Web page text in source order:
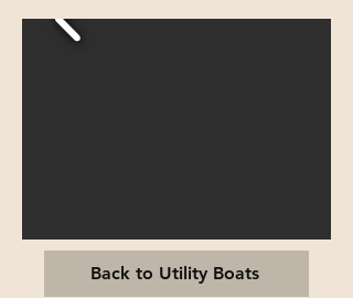
Back to Utility Boats